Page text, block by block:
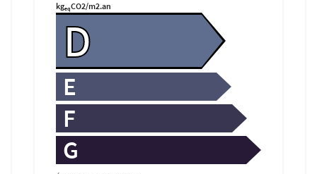
D
kgeqCO2/m2.an
E
F
G